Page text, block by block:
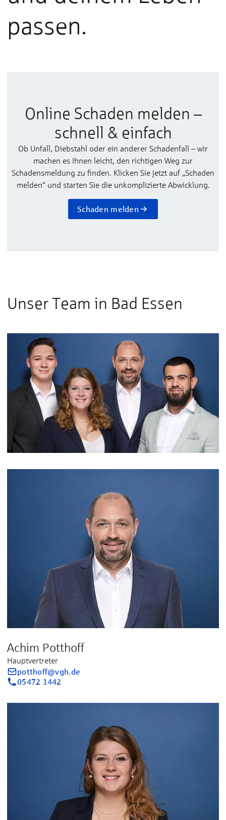
passen.
Online Schaden melden –
schnell & einfach
Ob Unfall, Diebstahl oder ein anderer Schadenfall – wir
machen es Ihnen leicht, den richtigen Weg zur
Schadensmeldung zu finden. Klicken Sie jetzt auf „Schaden
melden“ und starten Sie die unkomplizierte Abwicklung.
Schaden melden
Unser Team in Bad Essen
Achim Potthoff
Hauptvertreter
potthoff@vgh.de
05472 1442